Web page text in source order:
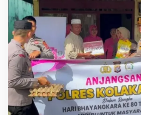
a
g
k
a
r
a
k
e
-
0
,
P